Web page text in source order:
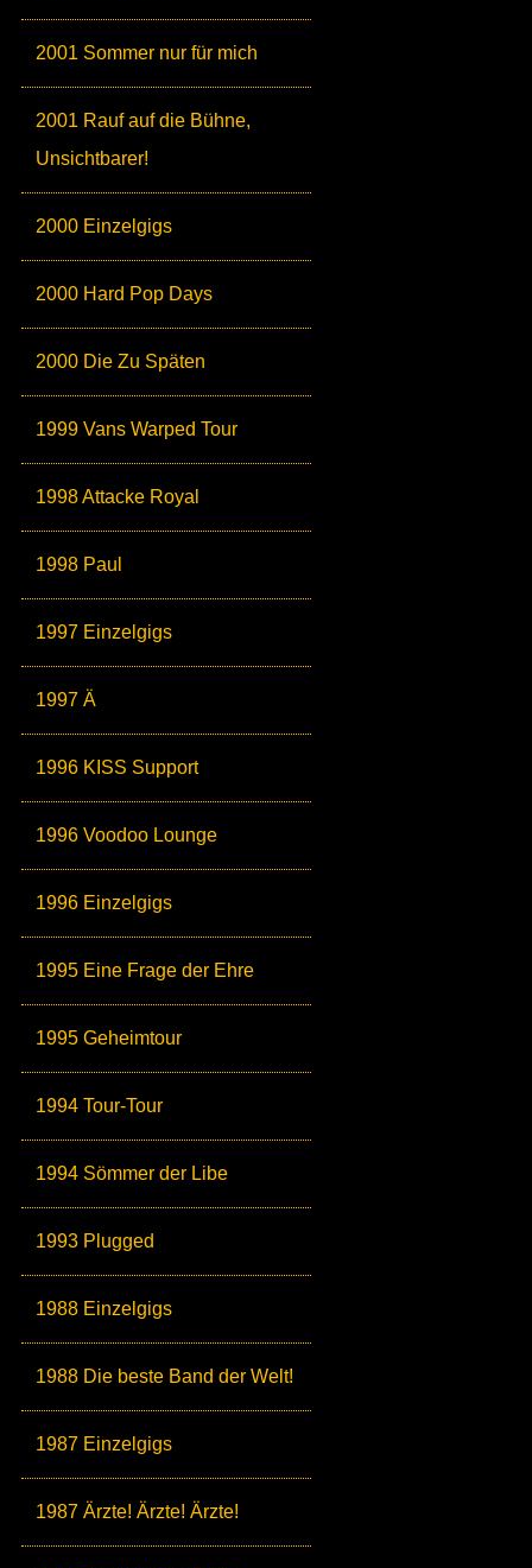
2001 Sommer nur für mich
2001 Rauf auf die Bühne,
Unsichtbarer!
2000 Einzelgigs
2000 Hard Pop Days
2000 Die Zu Späten
1999 Vans Warped Tour
1998 Attacke Royal
1998 Paul
1997 Einzelgigs
1997 Ä
1996 KISS Support
1996 Voodoo Lounge
1996 Einzelgigs
1995 Eine Frage der Ehre
1995 Geheimtour
1994 Tour-Tour
1994 Sömmer der Libe
1993 Plugged
1988 Einzelgigs
1988 Die beste Band der Welt!
1987 Einzelgigs
1987 Ärzte! Ärzte! Ärzte!